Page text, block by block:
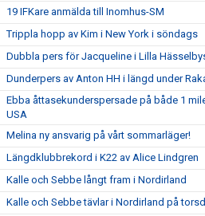
19 IFKare anmälda till Inomhus-SM
Trippla hopp av Kim i New York i söndags
Dubbla pers för Jacqueline i Lilla
Dunderpers av Anton HH i längd under
Ebba åttasekunderspersade på både 1
USA
Melina ny ansvarig på vårt sommarläger!
Längdklubbrekord i K22 av Alice Lindgren
Kalle och Sebbe långt fram i Nordirland
Kalle och Sebbe tävlar i Nordirland på